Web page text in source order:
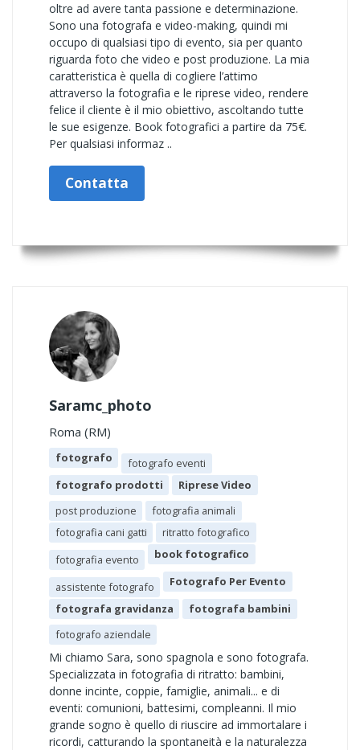
oltre ad avere tanta passione e determinazione.
Sono una fotografa e video-making, quindi mi
occupo di qualsiasi tipo di evento, sia per quanto
riguarda foto che video e post produzione. La mia
caratteristica è quella di cogliere l’attimo
attraverso la fotografia e le riprese video, rendere
felice il cliente è il mio obiettivo, ascoltando tutte
le sue esigenze. Book fotografici a partire da 75€.
Per qualsiasi informaz ..
Contatta
Saramc_photo
Roma (RM)
fotografo
fotografo eventi
fotografo prodotti
Riprese Video
post produzione
fotografia animali
fotografia cani gatti
ritratto fotografico
fotografia evento
book fotografico
assistente fotografo
Fotografo Per Evento
fotografa gravidanza
fotografa bambini
fotografo aziendale
Mi chiamo Sara, sono spagnola e sono fotografa.
Specializzata in fotografia di ritratto: bambini,
donne incinte, coppie, famiglie, animali... e di
eventi: comunioni, battesimi, compleanni. Il mio
grande sogno è quello di riuscire ad immortalare i
ricordi, catturando la spontaneità e la naturalezza